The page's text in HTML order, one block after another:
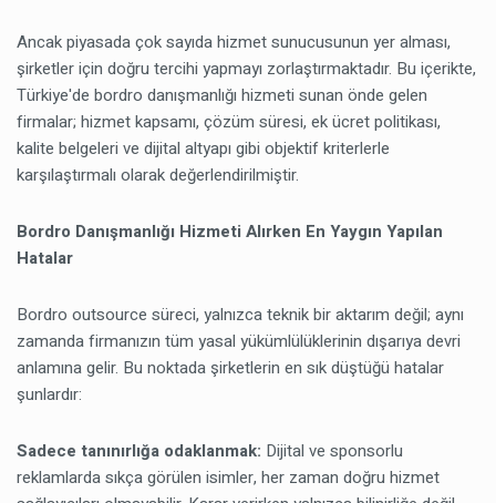
Ancak piyasada çok sayıda hizmet sunucusunun yer alması,
şirketler için doğru tercihi yapmayı zorlaştırmaktadır. Bu içerikte,
Türkiye'de bordro danışmanlığı hizmeti sunan önde gelen
firmalar; hizmet kapsamı, çözüm süresi, ek ücret politikası,
kalite belgeleri ve dijital altyapı gibi objektif kriterlerle
karşılaştırmalı olarak değerlendirilmiştir.
Bordro Danışmanlığı Hizmeti Alırken En Yaygın Yapılan
Hatalar
Bordro outsource süreci, yalnızca teknik bir aktarım değil; aynı
zamanda firmanızın tüm yasal yükümlülüklerinin dışarıya devri
anlamına gelir. Bu noktada şirketlerin en sık düştüğü hatalar
şunlardır:
Sadece tanınırlığa odaklanmak: Dijital ve sponsorlu
reklamlarda sıkça görülen isimler, her zaman doğru hizmet